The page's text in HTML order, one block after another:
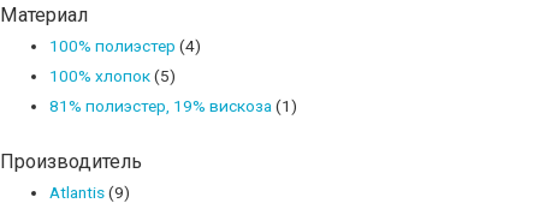
Материал
100% полиэстер (4)
100% хлопок(5)
81% полиэстер, 19% вискоза(1)
Производитель
Atlantis(9)